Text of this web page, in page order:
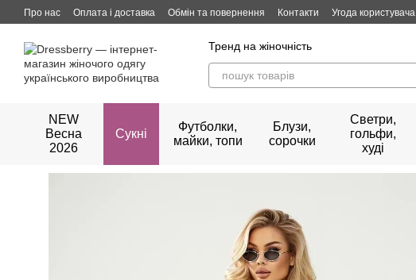
Перейти до основного контенту
Про нас Оплата і доставка Обмін та повернення Контакти Угода користувача
Тренд на жіночність
NEW
Весна
2026
Сукні
Футболки,
майки, топи
Блузи,
сорочки
Светри,
гольфи,
худі